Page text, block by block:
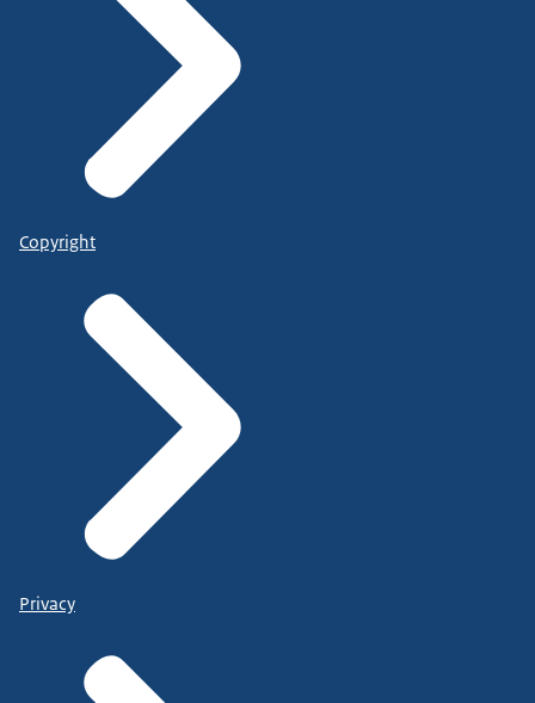
Copyright
Privacy